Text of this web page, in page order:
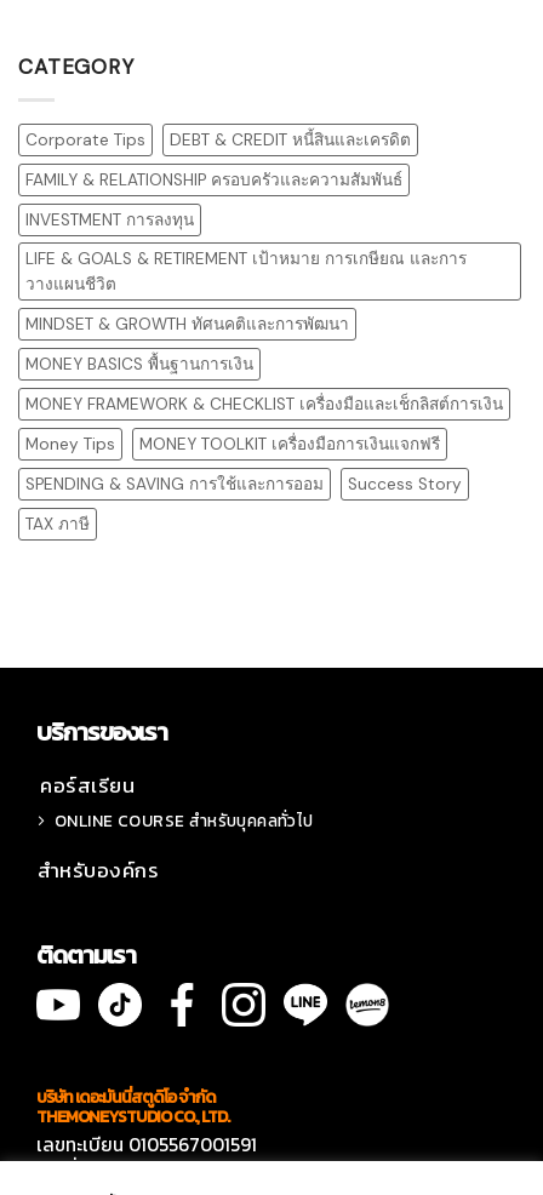
CATEGORY
Corporate Tips
DEBT & CREDIT หนี้สินและเครดิต
FAMILY & RELATIONSHIP ครอบครัวและความสัมพันธ์
INVESTMENT การลงทุน
LIFE & GOALS & RETIREMENT เป้าหมาย การเกษียณ และการ
วางแผนชีวิต
MINDSET & GROWTH ทัศนคติและการพัฒนา
MONEY BASICS พื้นฐานการเงิน
MONEY FRAMEWORK & CHECKLIST เครื่องมือและเช็กลิสต์การเงิน
Money Tips
MONEY TOOLKIT เครื่องมือการเงินแจกฟรี
SPENDING & SAVING การใช้และการออม
Success Story
TAX ภาษี
บริษัท เดอะมันนี่สตูดิโอ จำกัด
THEMONEYSTUDIO CO., LTD.
เลขทะเบียน 0105567001591
เลขที่ 566 ซอยบางบอน 4 ซอย 7
บริการของเรา
คอร์สเรียน
ONLINE COURSE สำหรับบุคคลทั่วไป
สำหรับองค์กร
ติดตามเรา